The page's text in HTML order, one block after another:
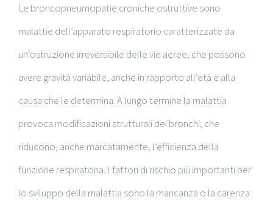
Le broncopneumopatie croniche ostruttive sono
malattie dell’apparato respiratorio caratterizzate da
un’ostruzione irreversibile delle vie aeree, che possono
avere gravità variabile, anche in rapporto all’età e alla
causa che le determina. A lungo termine la malattia
provoca modificazioni strutturali dei bronchi, che
riducono, anche marcatamente, l’efficienza della
funzione respiratoria. I fattori di rischio più importanti per
lo sviluppo della malattia sono la mancanza o la carenza